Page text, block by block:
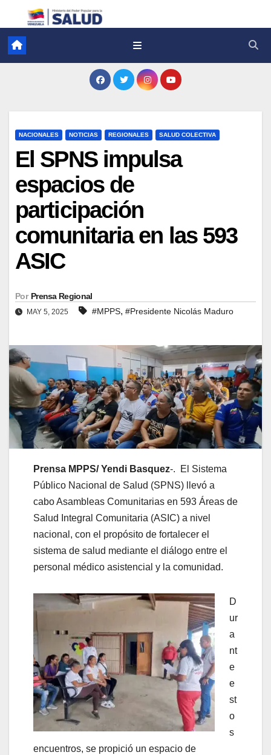
NACIONALES NOTICIAS REGIONALES SALUD COLECTIVA
El SPNS impulsa
espacios de
participación
comunitaria en las 593
ASIC
Por Prensa Regional
MAY 5, 2025 #MPPS, #Presidente Nicolás Maduro
Prensa MPPS/ Yendi Basquez-. El Sistema
Público Nacional de Salud (SPNS) llevó a
cabo Asambleas Comunitarias en 593 Áreas de
Salud Integral Comunitaria (ASIC) a nivel
nacional, con el propósito de fortalecer el
sistema de salud mediante el diálogo entre el
personal médico asistencial y la comunidad.
D
ur
a
nt
e
e
st
o
s
encuentros, se propició un espacio de